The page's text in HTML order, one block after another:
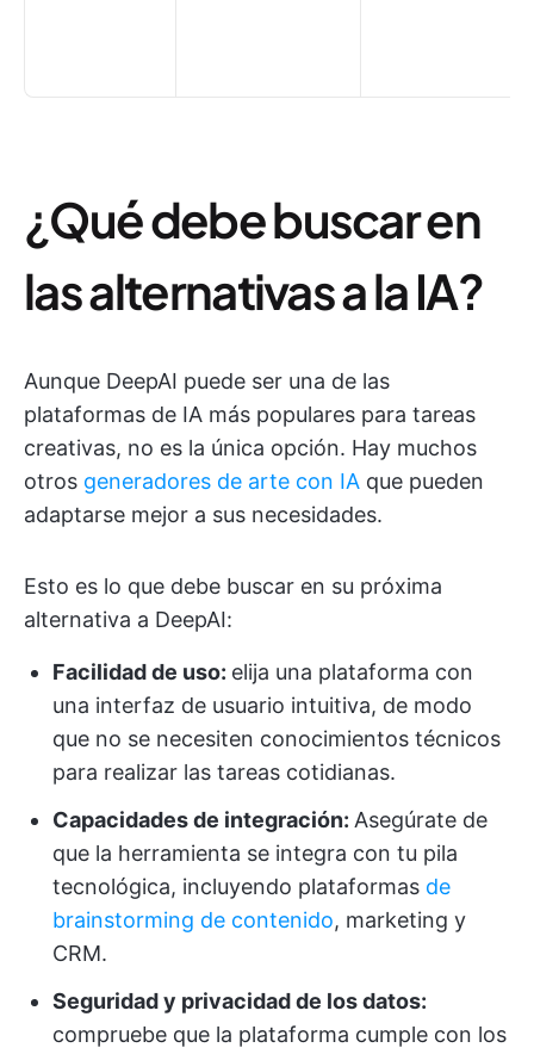
¿Qué debe buscar en
las alternativas a la IA?
Aunque DeepAI puede ser una de las
plataformas de IA más populares para tareas
creativas, no es la única opción. Hay muchos
otros generadores de arte con IA que pueden
adaptarse mejor a sus necesidades.
Esto es lo que debe buscar en su próxima
alternativa a DeepAI:
Facilidad de uso: elija una plataforma con
una interfaz de usuario intuitiva, de modo
que no se necesiten conocimientos técnicos
para realizar las tareas cotidianas.
Capacidades de integración: Asegúrate de
que la herramienta se integra con tu pila
tecnológica, incluyendo plataformas de
brainstorming de contenido, marketing y
CRM.
Seguridad y privacidad de los datos:
compruebe que la plataforma cumple con los